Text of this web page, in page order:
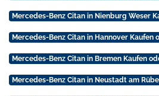
Mercedes-Benz Citan in Nienburg Weser
Mercedes-Benz Citan in Hannover Kaufen
Mercedes-Benz Citan in Bremen Kaufen
Mercedes-Benz Citan in Neustadt am